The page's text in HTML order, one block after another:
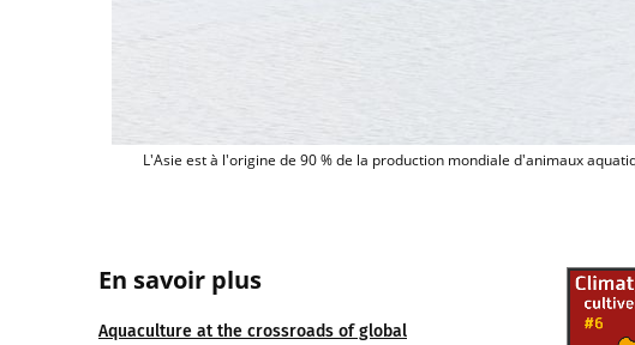
L'Asie est à l'origine de 90 % de la production mondiale d'animaux
En savoir plus
Aquaculture at the crossroads of global